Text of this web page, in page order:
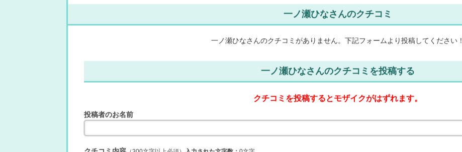
一ノ瀬ひなさんのクチコミ
一ノ瀬ひなさんのクチコミがありません。 下記フォームより投稿してください！
一ノ瀬ひなさんのクチコミを投稿する
クチコミを投稿するとモザイクがはずれます。
投稿者のお名前